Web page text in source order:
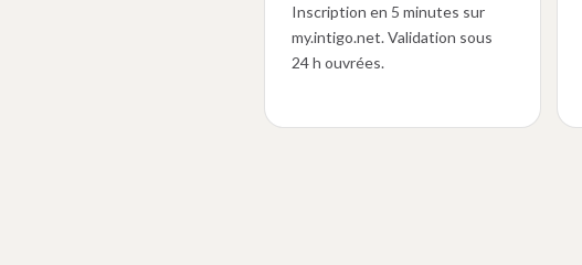
Inscription en 5 minutes sur
my.intigo.net. Validation sous
24 h ouvrées.